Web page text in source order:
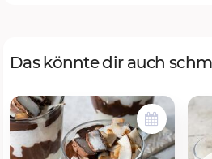
Das könnte dir auch